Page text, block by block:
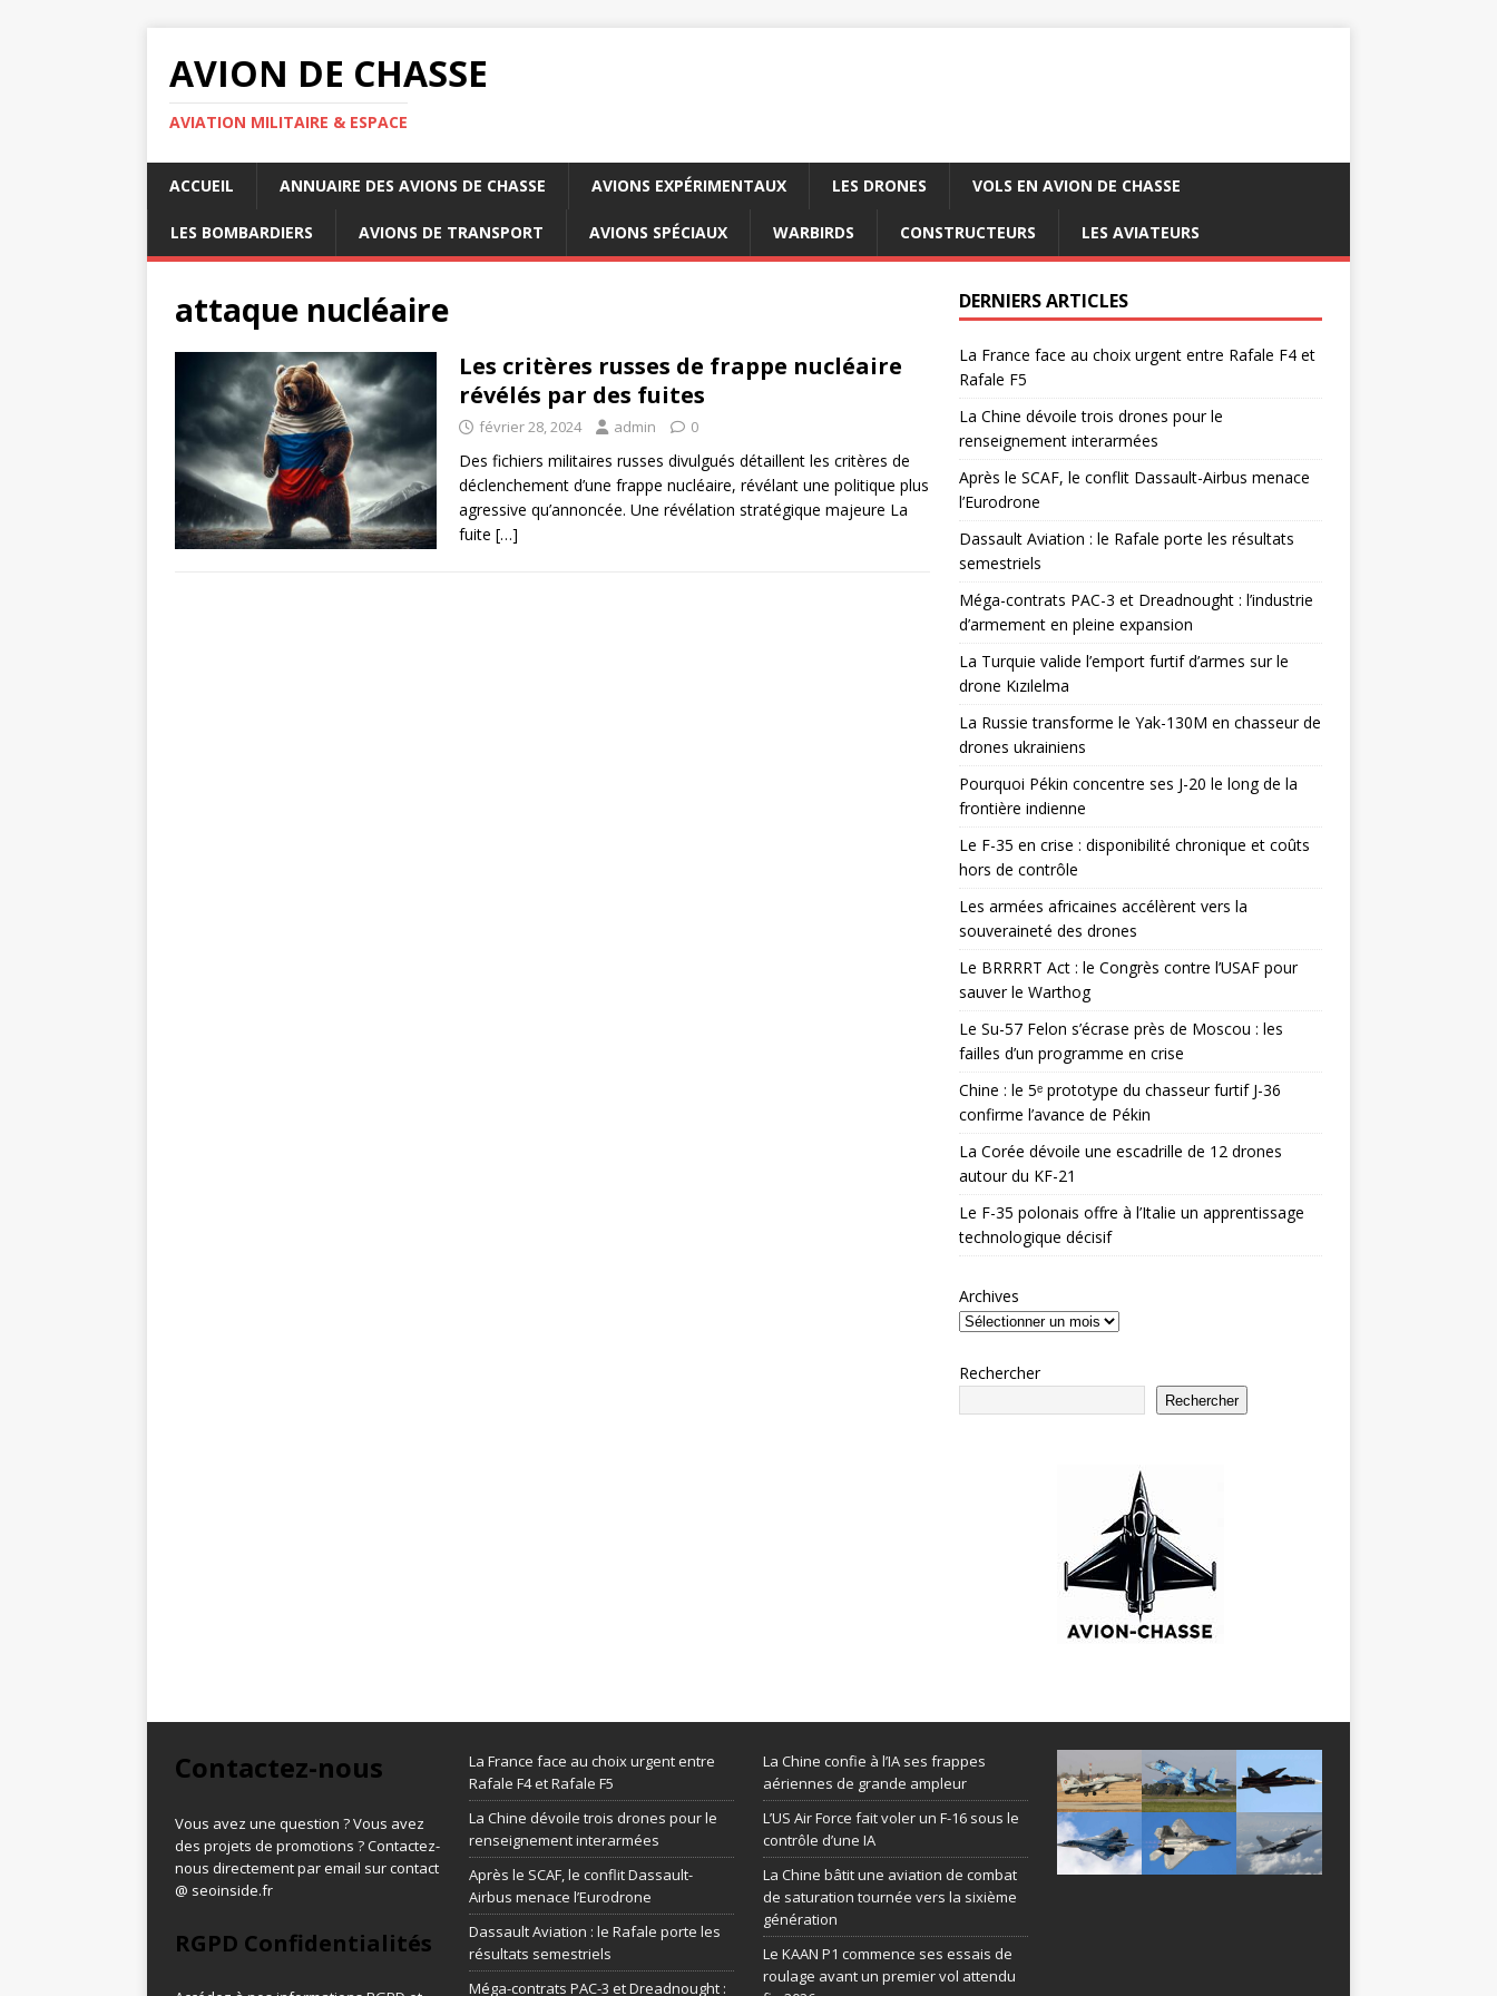
AVION DE CHASSE
AVIATION MILITAIRE & ESPACE
ACCUEIL ANNUAIRE DES AVIONS DE CHASSE AVIONS EXPÉRIMENTAUX LES DRONES VOLS EN AVION DE CHASSE
LES BOMBARDIERS AVIONS DE TRANSPORT AVIONS SPÉCIAUX WARBIRDS CONSTRUCTEURS LES AVIATEURS
attaque nucléaire
Les critères russes de frappe nucléaire
révélés par des fuites
février 28, 2024 admin 0
Des fichiers militaires russes divulgués détaillent les critères de
déclenchement d’une frappe nucléaire, révélant une politique plus
agressive qu’annoncée. Une révélation stratégique majeure La
fuite […]
DERNIERS ARTICLES
La France face au choix urgent entre Rafale F4 et
Rafale F5
La Chine dévoile trois drones pour le
renseignement interarmées
Après le SCAF, le conflit Dassault-Airbus menace
l’Eurodrone
Dassault Aviation : le Rafale porte les résultats
semestriels
Méga-contrats PAC-3 et Dreadnought : l’industrie
d’armement en pleine expansion
La Turquie valide l’emport furtif d’armes sur le
drone Kızılelma
La Russie transforme le Yak-130M en chasseur de
drones ukrainiens
Pourquoi Pékin concentre ses J-20 le long de la
frontière indienne
Le F-35 en crise : disponibilité chronique et coûts
hors de contrôle
Les armées africaines accélèrent vers la
souveraineté des drones
Le BRRRRT Act : le Congrès contre l’USAF pour
sauver le Warthog
Le Su-57 Felon s’écrase près de Moscou : les
failles d’un programme en crise
Chine : le 5ᵉ prototype du chasseur furtif J-36
confirme l’avance de Pékin
La Corée dévoile une escadrille de 12 drones
autour du KF-21
Le F-35 polonais offre à l’Italie un apprentissage
technologique décisif
Archives
Rechercher
Rechercher
Contactez-nous
Vous avez une question ? Vous avez
des projets de promotions ? Contactez-
nous directement par email sur contact
@ seoinside.fr
RGPD Confidentialités
La France face au choix urgent entre
Rafale F4 et Rafale F5
La Chine dévoile trois drones pour le
renseignement interarmées
Après le SCAF, le conflit Dassault-
Airbus menace l’Eurodrone
Dassault Aviation : le Rafale porte les
résultats semestriels
Méga-contrats PAC-3 et Dreadnought :
La Chine confie à l’IA ses frappes
aériennes de grande ampleur
L’US Air Force fait voler un F-16 sous le
contrôle d’une IA
La Chine bâtit une aviation de combat
de saturation tournée vers la sixième
génération
Le KAAN P1 commence ses essais de
roulage avant un premier vol attendu